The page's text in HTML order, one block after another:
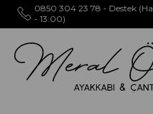
0850 304 23 78 - Destek
- 13:00)